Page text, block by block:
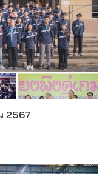
2567